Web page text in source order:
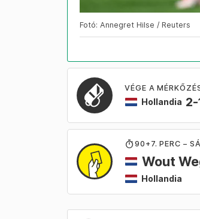
Fotó: Annegret Hilse / Reuters
VÉGE A
Hollandia 2-
90 +7. PERC –
Wout
Hollandia